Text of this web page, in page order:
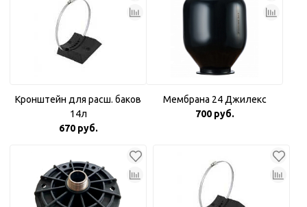
Кронштейн для расш. баков
14л
670 руб.
Мембрана 24 Джилекс
700 руб.